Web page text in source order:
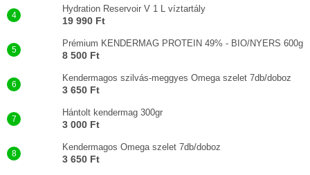
Hydration Reservoir V 1 L víztartály
19 990 Ft
Prémium KENDERMAG PROTEIN 49% - BIO/NYERS 600g
8 500 Ft
Kendermagos szilvás-meggyes Omega szelet 7db/doboz
3 650 Ft
Hántolt kendermag 300gr
3 000 Ft
Kendermagos Omega szelet 7db/doboz
3 650 Ft